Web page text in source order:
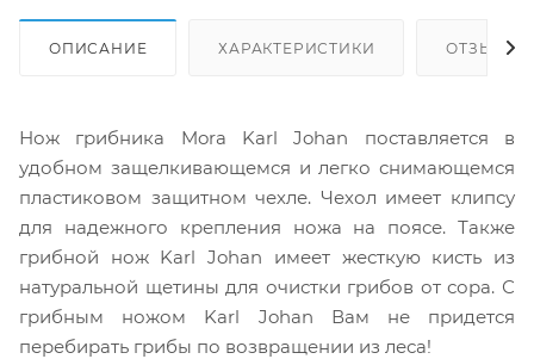
ОПИСАНИЕ ХАРАКТЕРИСТИКИ ОТЗЫВЫ
Нож грибника Mora Karl Johan поставляется в
удобном защелкивающемся и легко снимающемся
пластиковом защитном чехле. Чехол имеет клипсу
для надежного крепления ножа на поясе. Также
грибной нож Karl Johan имеет жесткую кисть из
натуральной щетины для очистки грибов от сора. С
грибным ножом Karl Johan Вам не придется
перебирать грибы по возвращении из леса!